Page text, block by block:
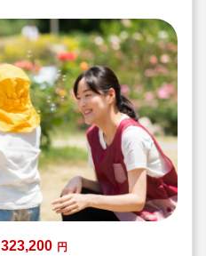
323,200 円